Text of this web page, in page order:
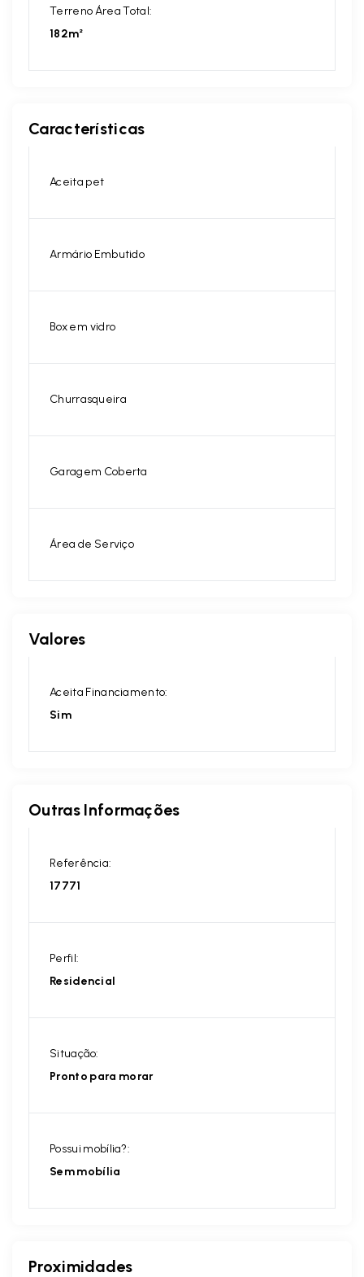
Terreno Área Total:
182m²
Características
Aceita pet
Armário Embutido
Box em vidro
Churrasqueira
Garagem Coberta
Área de Serviço
Valores
Aceita Financiamento:
Sim
Outras Informações
Referência:
17771
Perfil:
Residencial
Situação:
Pronto para morar
Possui mobília?:
Sem mobília
Proximidades